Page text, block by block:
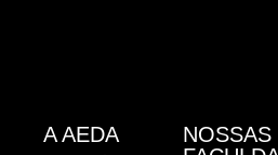
A AEDA
NOSSAS